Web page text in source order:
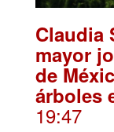
Claudia
mayor
de
árboles
19:47